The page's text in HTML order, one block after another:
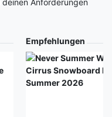
Anforderungen
Empfehlungen